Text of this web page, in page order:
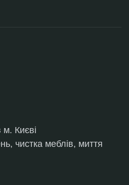
м. Києві
чистка меблів, миття